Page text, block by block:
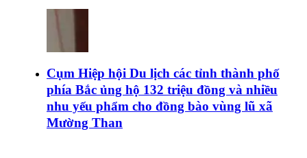
Cụm Hiệp hội Du lịch các tỉnh thành phố
phía Bắc ủng hộ 132 triệu đồng và nhiều
nhu yếu phẩm cho đồng bào vùng lũ xã
Mường Than